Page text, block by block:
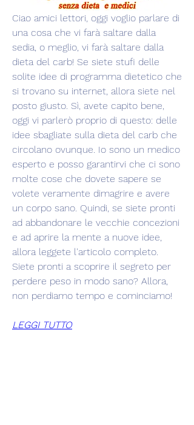
Ciao amici lettori, oggi voglio parlare di
una cosa che vi farà saltare dalla
sedia, o meglio, vi farà saltare dalla
dieta del carb! Se siete stufi delle
solite idee di programma dietetico che
si trovano su internet, allora siete nel
posto giusto. Sì, avete capito bene,
oggi vi parlerò proprio di questo: delle
idee sbagliate sulla dieta del carb che
circolano ovunque. Io sono un medico
esperto e posso garantirvi che ci sono
molte cose che dovete sapere se
volete veramente dimagrire e avere
un corpo sano. Quindi, se siete pronti
ad abbandonare le vecchie concezioni
e ad aprire la mente a nuove idee,
allora leggete l'articolo completo.
Siete pronti a scoprire il segreto per
perdere peso in modo sano? Allora,
non perdiamo tempo e cominciamo!
LEGGI TUTTO